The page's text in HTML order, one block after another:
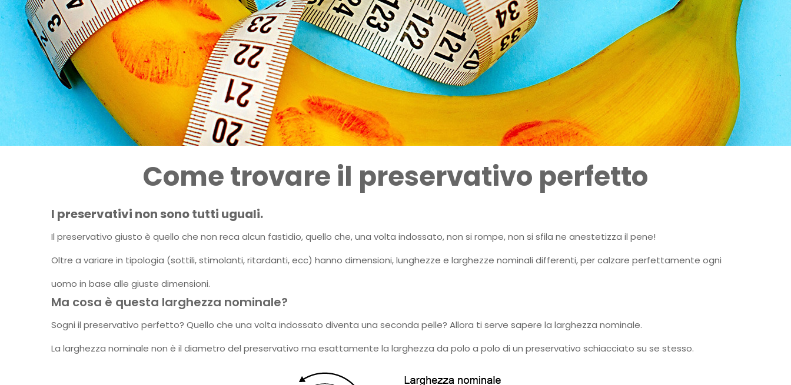
Come trovare il preservativo perfetto
I preservativi non sono tutti uguali.
Il preservativo giusto è quello che non reca alcun fastidio, quello che, una volta indossato, non si rompe, non si sfila ne anestetizza il pene!
Oltre a variare in tipologia (sottili, stimolanti, ritardanti, ecc) hanno dimensioni, lunghezze e larghezze nominali differenti, per calzare perfettamente ogni
uomo in base alle giuste dimensioni.
Ma cosa è questa larghezza nominale?
Sogni il preservativo perfetto? Quello che una volta indossato diventa una seconda pelle? Allora ti serve sapere la larghezza nominale.
La larghezza nominale non è il diametro del preservativo ma esattamente la larghezza da polo a polo di un preservativo schiacciato su se stesso.